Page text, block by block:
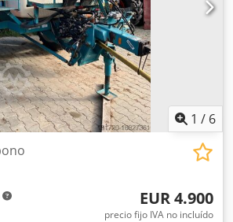
1 / 6
EUR 4.900
precio fijo IVA no incluído